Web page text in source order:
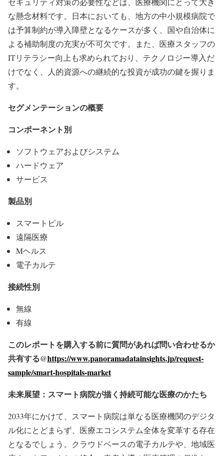
な懸念材料です。日本においても、地方の中小規模病院で
は予算制約が導入障壁となるケースが多く、国や自治体に
よる補助制度の充実が不可欠です。また、医療スタッフの
ITリテラシー向上も求められており、テクノロジー導入だ
けでなく、人的資源への継続的な投資が成功の鍵を握りま
す。
セグメンテーションの概要
コンポーネント別
ソフトウェアおよびシステム
ハードウェア
サービス
製品別
スマートピル
遠隔医療
Mヘルス
電子カルテ
接続性別
無線
有線
このレポートを購入する前に質問があれば問い合わせるか
共有する@https://www.panoramadatainsights.jp/request-
sample/smart-hospitals-market
未来展望：スマート病院が描く持続可能な医療のかたち
2033年にかけて、スマート病院は単なる医療機関のデジタ
ル化にとどまらず、医療エコシステム全体を変革する存在
となるでしょう。クラウドベースの電子カルテや、地域医